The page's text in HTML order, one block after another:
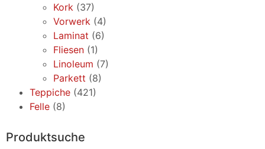
Kork (37)
Vorwerk (4)
Laminat (6)
Fliesen (1)
Linoleum (7)
Parkett (8)
Teppiche (421)
Felle (8)
Produktsuche